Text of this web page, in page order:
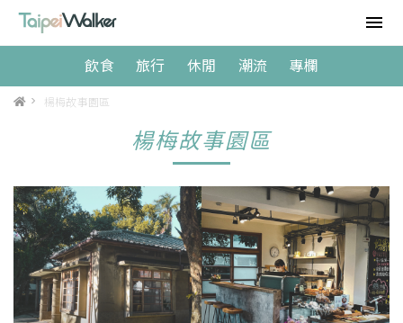
飲食 旅行 休閒 潮流 專欄
> 楊梅故事園區
楊梅故事園區